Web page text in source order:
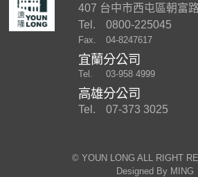
407 台中市西屯區朝富
Tel.
0800-225045
Fax. 04-8247617
宜蘭分公司
Tel. 03-958 4999
高雄分公司
Tel. 07-373 3025
©︎ YOUN LONG ALL RIGHT
Designed By MING